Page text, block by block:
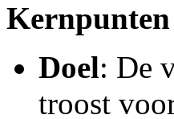
Kernpunten
Doel: De
troost